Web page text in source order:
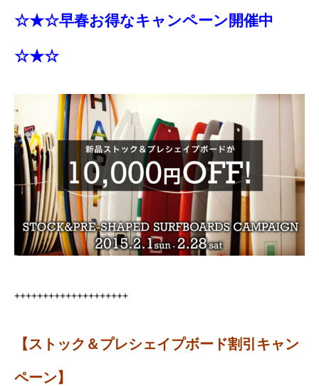
☆★☆早春お得なキャンペーン開催中
☆★☆
++++++++++++++++++++
【ストック＆プレシェイプボード割引キャン
ペーン】